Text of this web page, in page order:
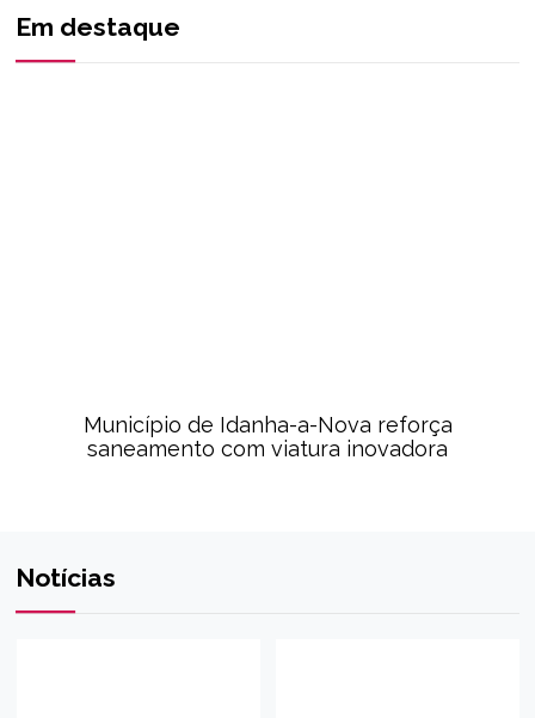
Em destaque
Município de Idanha-a-Nova reforça
saneamento com viatura inovadora
Notícias